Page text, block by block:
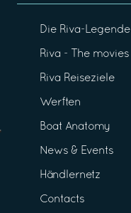
Die Riva-Legende
Riva - The movies
Riva Reiseziele
Werften
Boat Anatomy
News & Events
Händlernetz
Contacts